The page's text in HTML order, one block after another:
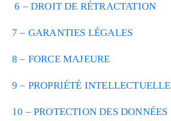
6 – DROIT DE RÉTRACTATION
7 – GARANTIES LÉGALES
8 – FORCE MAJEURE
9 – PROPRIÉTÉ INTELLECTUELLE
10 – PROTECTION DES DONNÉES